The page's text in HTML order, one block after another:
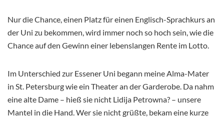
Nur die Chance, einen Platz für einen Englisch-Sprachkurs an
der Uni zu bekommen, wird immer noch so hoch sein, wie die
Chance auf den Gewinn einer lebenslangen Rente im Lotto.
Im Unterschied zur Essener Uni begann meine Alma-Mater
in St. Petersburg wie ein Theater an der Garderobe. Da nahm
eine alte Dame – hieß sie nicht Lidija Petrowna? – unsere
Mantel in die Hand. Wer sie nicht grüßte, bekam eine kurze